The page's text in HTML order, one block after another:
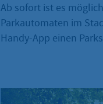
Ab sofort ist es
Parkautomaten im
Handy-App einen